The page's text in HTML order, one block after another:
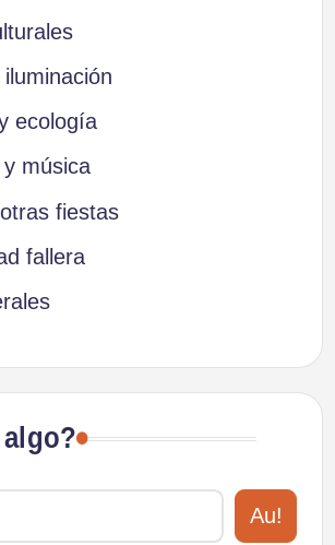
ecología
música
fiestas
fallera
Au!